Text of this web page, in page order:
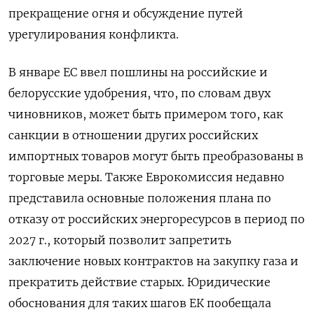
прекращение огня и обсуждение путей
урегулирования конфликта.
В январе ЕС ввел пошлины на российские и
белорусские удобрения, что, по словам двух
чиновников, может быть примером того, как
санкции в отношении других российских
импортных товаров могут быть преобразованы в
торговые меры. Также Еврокомиссия недавно
представила основные положения плана по
отказу от российских энергоресурсов в период по
2027 г., который позволит запретить
заключение новых контрактов на закупку газа и
прекратить действие старых. Юридические
обоснования для таких шагов ЕК пообещала